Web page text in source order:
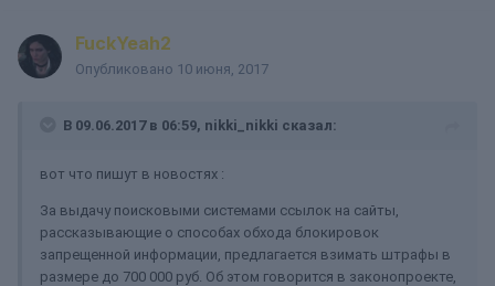
FuckYeah2
Опубликовано 10 июня, 2017
В 09.06.2017 в 06:59, nikki_nikki сказал:
вот что пишут в новостях :
За выдачу поисковыми системами ссылок на сайты,
рассказывающие о способах обхода блокировок
запрещенной информации, предлагается взимать штрафы в
размере до 700 000 руб. Об этом говорится в законопроекте,